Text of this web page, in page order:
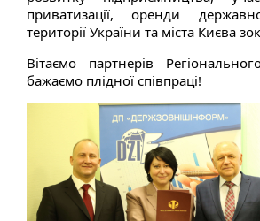
приватизації, оренди
території України та міста Києва
Вітаємо партнерів
бажаємо плідної співпраці!